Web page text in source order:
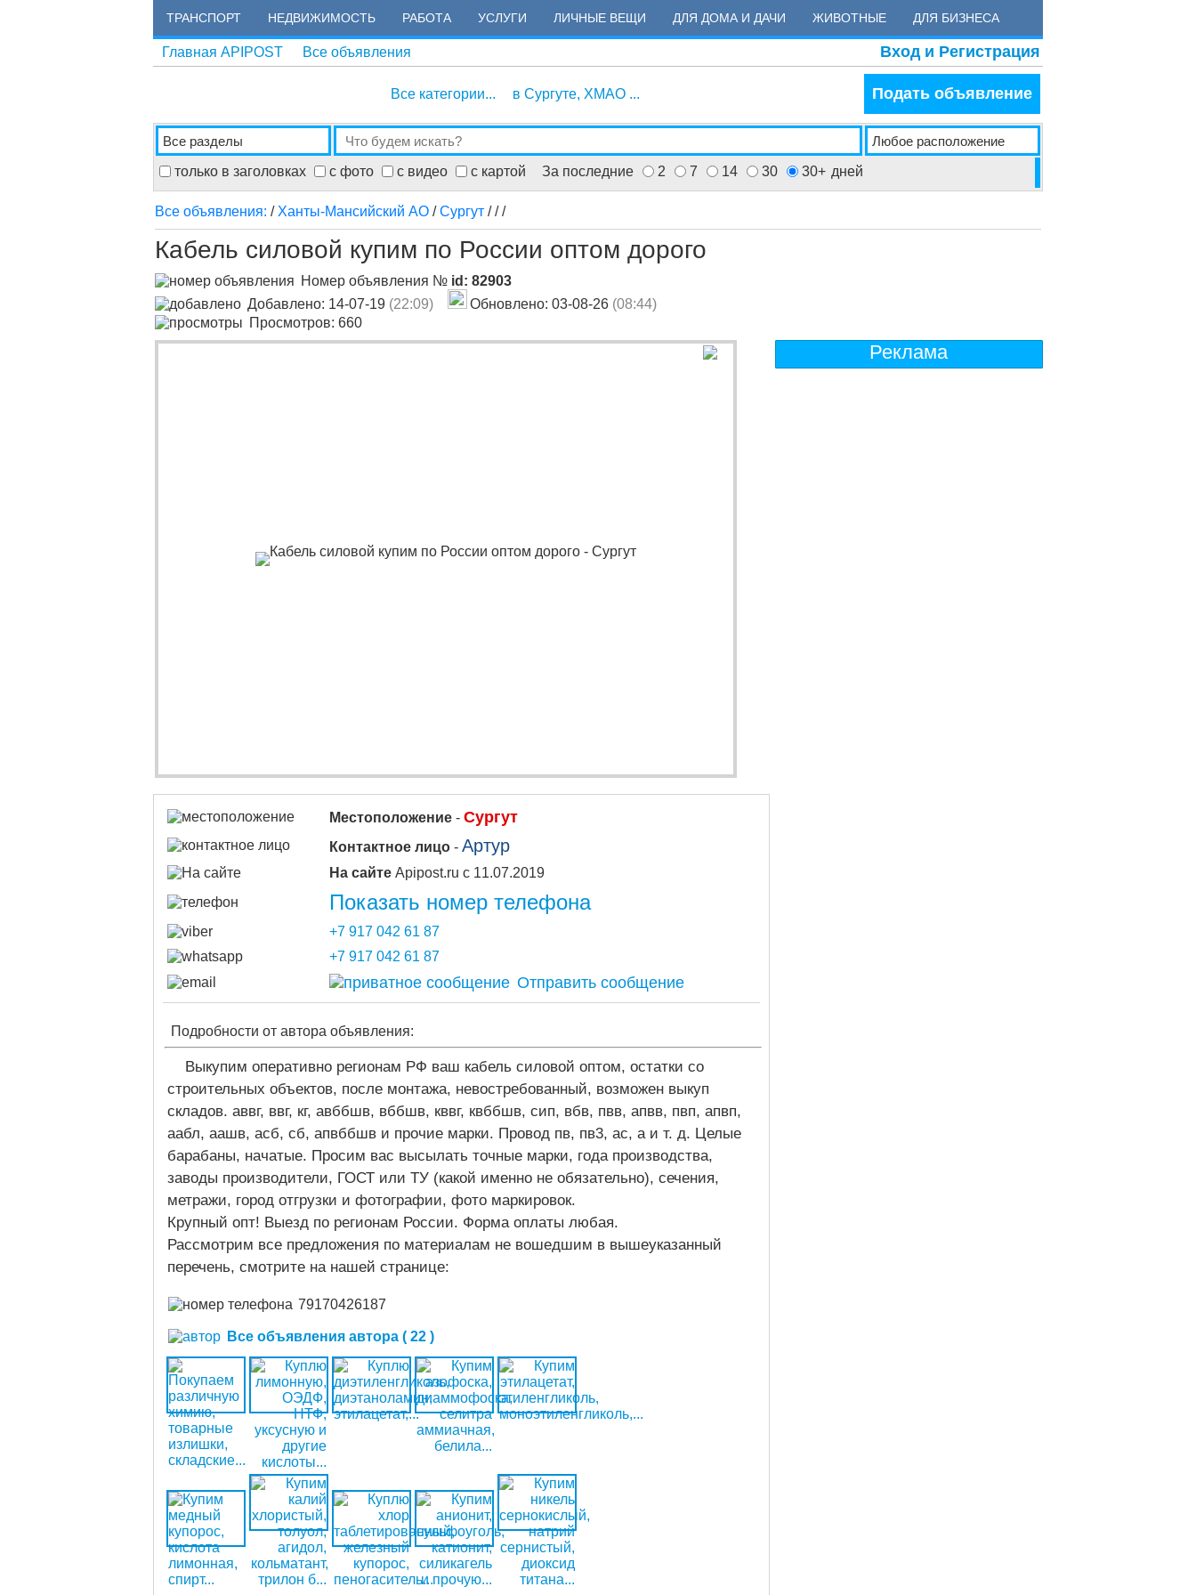
ТРАНСПОРТ НЕДВИЖИМОСТЬ РАБОТА УСЛУГИ ЛИЧНЫЕ ВЕЩИ ДЛЯ ДОМА И ДАЧИ ЖИВОТНЫЕ ДЛЯ БИЗНЕСА
Главная APIPOST Все объявления Вход и Регистрация
Все категории... в Сургуте, ХМАО ... Подать объявление
только в заголовках с фото с видео с картой За последние 2 7 14 30 30+ дней
Все объявления: / Ханты-Мансийский АО /Сургут ///
Кабель силовой купим по России оптом дорого
Номер объявления № id: 82903
Добавлено: 14-07-19 (22:09) Обновлено: 03-08-26 (08:44)
Просмотров: 660
Местоположение - Сургут
Контактное лицо - Артур
На сайте Apipost.ru с 11.07.2019
Показать номер телефона
+7 917 042 61 87
+7 917 042 61 87
Отправить сообщение
Подробности от автора объявления:
Выкупим оперативно регионам РФ ваш кабель силовой оптом, остатки со
строительных объектов, после монтажа, невостребованный, возможен выкуп
складов. аввг, ввг, кг, авббшв, вббшв, кввг, квббшв, сип, вбв, пвв, апвв, пвп, апвп,
аабл, аашв, асб, сб, апвббшв и прочие марки. Провод пв, пв3, ас, а и т. д. Целые
барабаны, начатые. Просим вас высылать точные марки, года производства,
заводы производители, ГОСТ или ТУ (какой именно не обязательно), сечения,
метражи, город отгрузки и фотографии, фото маркировок.
Крупный опт! Выезд по регионам России. Форма оплаты любая.
Рассмотрим все предложения по материалам не вошедшим в вышеуказанный
перечень, смотрите на нашей странице:
79170426187
Все объявления автора ( 22 )
Реклама